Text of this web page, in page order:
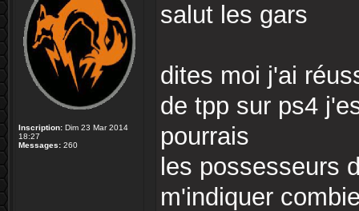
Inscription: Dim 23 Mar 2014
18:27
Messages: 260
salut les gars
dites moi j'ai
de tpp sur ps4
pourrais
les possesseurs
m'indiquer